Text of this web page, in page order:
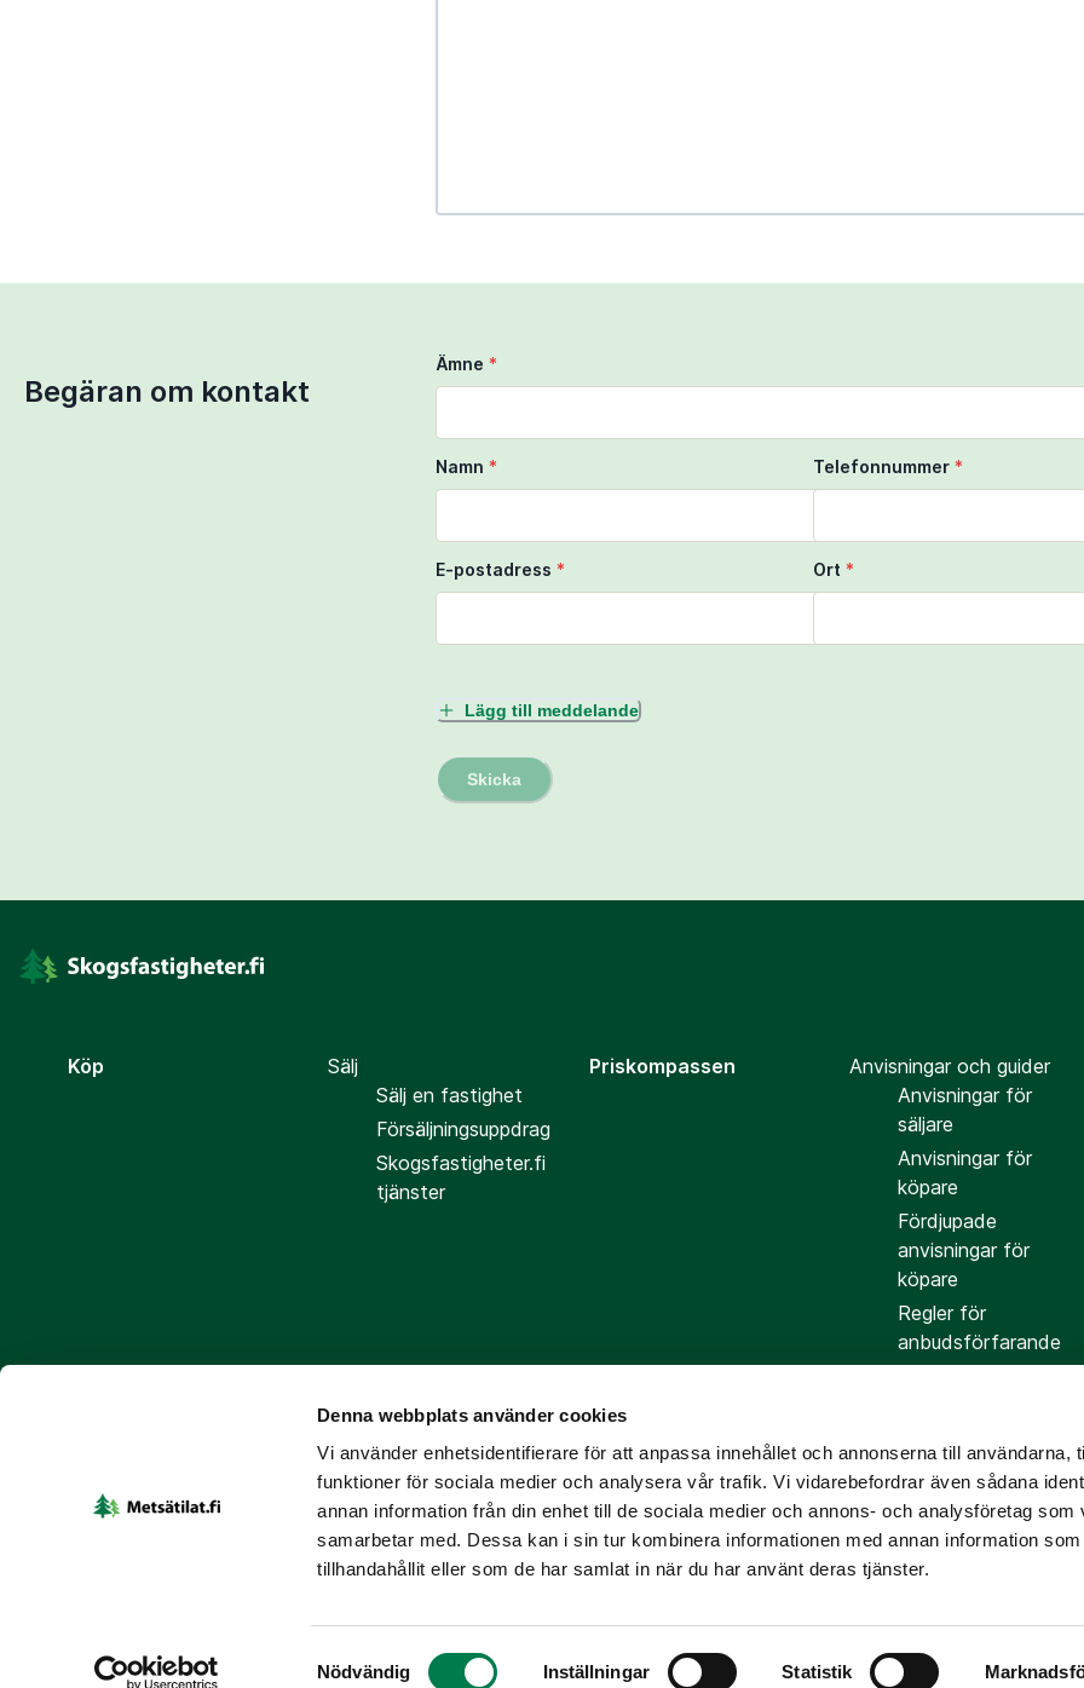
Denna webbplats använder cookies
Vi använder enhetsidentifierare för att anpassa innehållet och annonserna till användarna,
funktioner för sociala medier och analysera vår trafik. Vi vidarebefordrar även sådana
annan information från din enhet till de sociala medier och annons- och analysföretag som
samarbetar med. Dessa kan i sin tur kombinera informationen med annan information
tillhandahållit eller som de har samlat in när du har använt deras tjänster.
Samtyckesval
Nödvändig Inställningar Statistik
Begäran om kontakt
Ämne *
Namn * Telefonnummer *
E-postadress * Ort *
Lägg till meddelande
Skicka
Köp
Sälj
Sälj en fastighet
Försäljningsuppdrag
Skogsfastigheter.fi
tjänster
Priskompassen
Anvisningar och guider
Anvisningar för
säljare
Anvisningar för
köpare
Fördjupade
anvisningar för
köpare
Regler för
anbudsförfarande
Dataskyddsbeskrivning För mäklare
Den här webbplatsen skyddas av reCAPTCHA och Googles integritetspolicy och villkor gäller.